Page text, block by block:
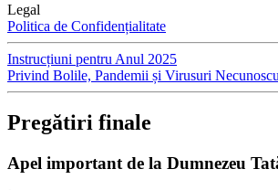
Legal
Politica de Confidențialitate
Instrucțiuni pentru Anul 2025
Privind Bolile, Pandemii și Virusuri
Pregătiri finale
Apel important de la Dumnezeu